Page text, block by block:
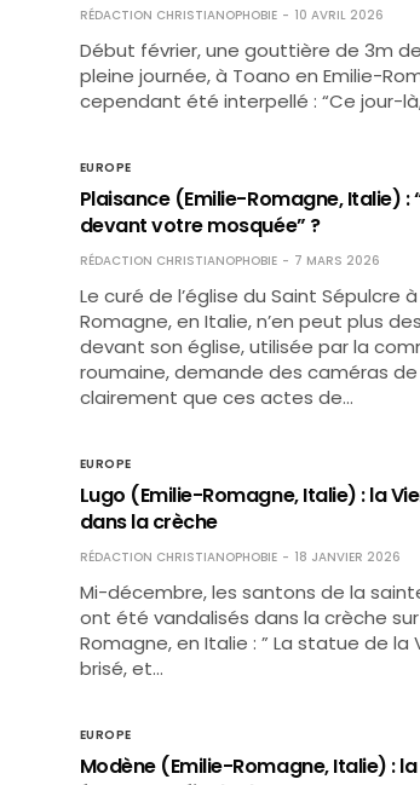
RÉDACTION CHRISTIANOPHOBIE 10 AVRIL 2026
Début février, une gouttière de 3m
pleine journée, à Toano en Emilie-
cependant été interpellé : “Ce jour-
EUROPE
Plaisance (Emilie-Romagne, Italie)
devant votre mosquée” ?
RÉDACTION CHRISTIANOPHOBIE 7 MARS 2026
Le curé de l’église du Saint Sépulcre
Romagne, en Italie, n’en peut plus
devant son église, utilisée par la
roumaine, demande des caméras
clairement que ces actes de…
EUROPE
Lugo (Emilie-Romagne, Italie) : la
dans la crèche
RÉDACTION CHRISTIANOPHOBIE 18 JANVIER 2026
Mi-décembre, les santons de la
ont été vandalisés dans la crèche
Romagne, en Italie : ” La statue de
brisé, et…
EUROPE
Modène (Emilie-Romagne, Italie) :